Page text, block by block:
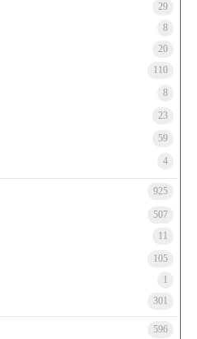
29
8
20
110
8
23
59
4
925
507
11
105
1
301
596